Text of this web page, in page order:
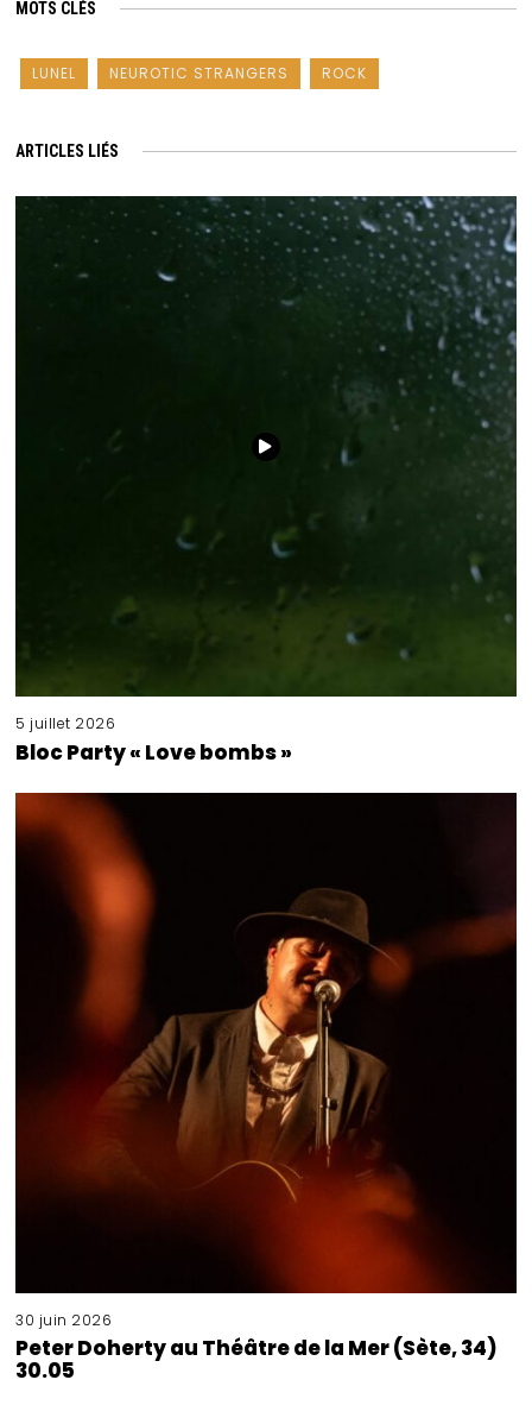
MOTS CLÉS
LUNEL NEUROTIC STRANGERS ROCK
ARTICLES LIÉS
5 juillet 2026
Bloc Party « Love bombs »
30 juin 2026
Peter Doherty au Théâtre de la Mer (Sète, 34)
30.05